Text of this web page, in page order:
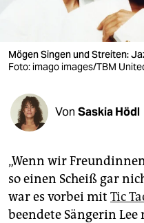
wahrheit
verlag
veranstaltungen
shop
unterstützen
abo
Mögen Singen und Streiten:
Foto: imago images/TBM
Von Saskia Hödl
„Wenn wir
so einen Scheiß gar
war es vorbei mit Tic
beendete Sängerin